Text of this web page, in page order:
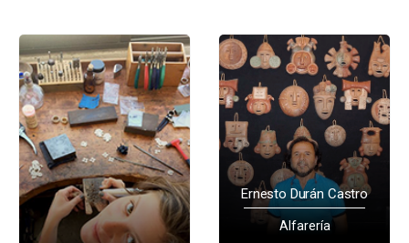
Ernesto Durán Castro
Alfarería